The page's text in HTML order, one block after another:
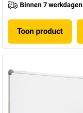
Binnen 7 werkdagen
Toon product